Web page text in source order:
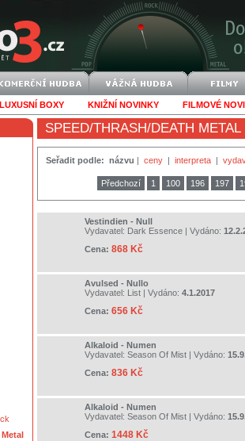
LUXUSNÍ BOXY KNIŽNÍ NOVINKY FILMOVÉ
SPEED/THRASH/DEATH METAL
Seřadit podle: názvu | ceny | interpreta |
Předchozí 1 100 196 197
Vestindien - Null
Vydavatel: Dark Essence | Vydáno:
Cena: 868 Kč
Avulsed - Nullo
Vydavatel: List | Vydáno: 4.1.2017
Cena: 656 Kč
Alkaloid - Numen
Vydavatel: Season Of Mist | Vydáno:
Cena: 836 Kč
Alkaloid - Numen
Vydavatel: Season Of Mist | Vydáno:
Cena: 1448 Kč